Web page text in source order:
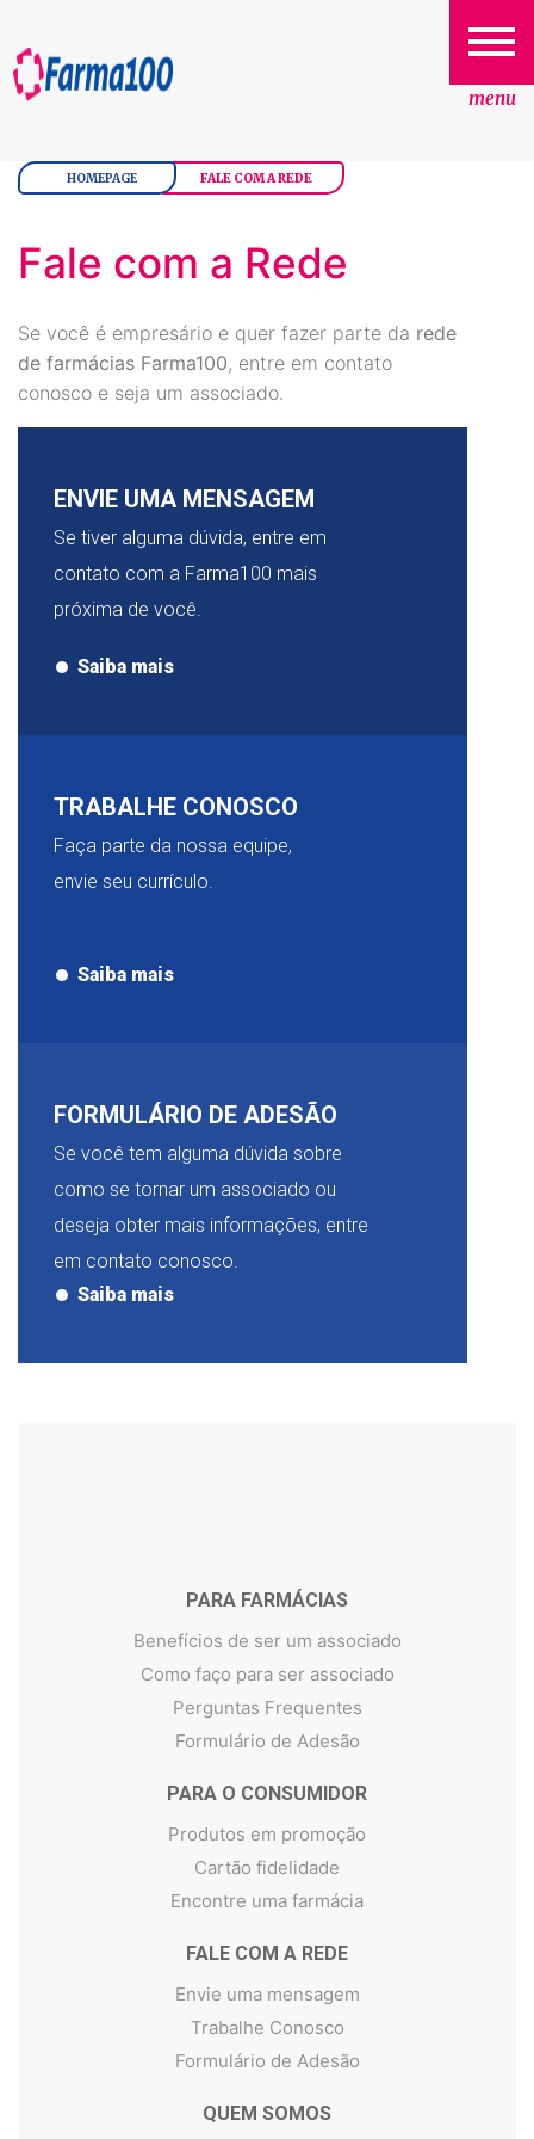
menu
HOMEPAGE FALE COM A REDE
Fale com a Rede
Se você é empresário e quer fazer parte da rede
de farmácias Farma100, entre em contato
conosco e seja um associado.
ENVIE UMA MENSAGEM
Se tiver alguma dúvida, entre em
contato com a Farma100 mais
próxima de você.
Saiba mais
TRABALHE CONOSCO
Faça parte da nossa equipe,
envie seu currículo.
Saiba mais
FORMULÁRIO DE ADESÃO
Se você tem alguma dúvida sobre
como se tornar um associado ou
deseja obter mais informações, entre
em contato conosco.
Saiba mais
PARA FARMÁCIAS
Benefícios de ser um associado
Como faço para ser associado
Perguntas Frequentes
Formulário de Adesão
PARA O CONSUMIDOR
Produtos em promoção
Cartão fidelidade
Encontre uma farmácia
FALE COM A REDE
Envie uma mensagem
Trabalhe Conosco
Formulário de Adesão
QUEM SOMOS